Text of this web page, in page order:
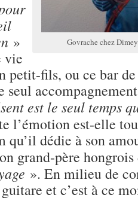
Govrache chez
»
vie
petit-fils, ou ce bar
seul
est le seul temps
l’émotion est-elle
qu’il dédie à son
grand-père
». En milieu de
et c’est à ce